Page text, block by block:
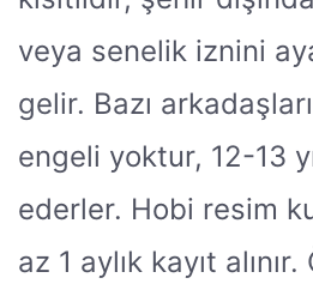
veya senelik iznini
gelir. Bazı
engeli yoktur, 12-13
ederler. Hobi resim
az 1 aylık kayıt